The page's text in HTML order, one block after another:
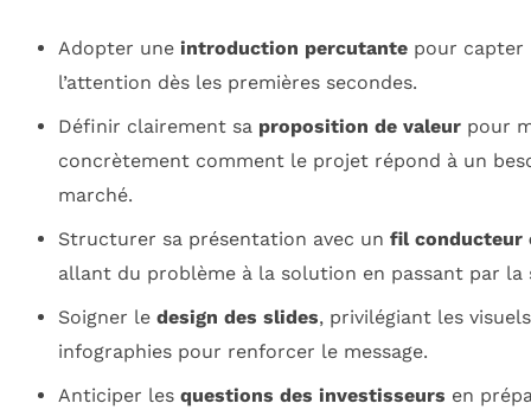
Adopter une introduction percutantepour capter
l’attention dès les premières secondes.
Définir clairement sa proposition de valeurpour
concrètement comment le projet répond à un
marché.
Structurer sa présentation avec un fil conducteur
allant du problème à la solution en passant par la
Soigner le design des slides, privilégiant les
infographies pour renforcer le message.
Anticiper les questions des investisseurs en